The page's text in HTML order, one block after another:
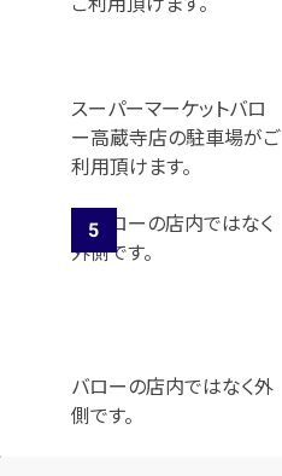
スーパーマーケットバロ
ー高蔵寺店の駐車場がご
利用頂けます。
バローの店内ではなく外
側です。